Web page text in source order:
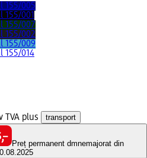
155/005
001
155/007
155/002
155/009
155/014
TVA plus transport
Preț permanent dmnemajorat din